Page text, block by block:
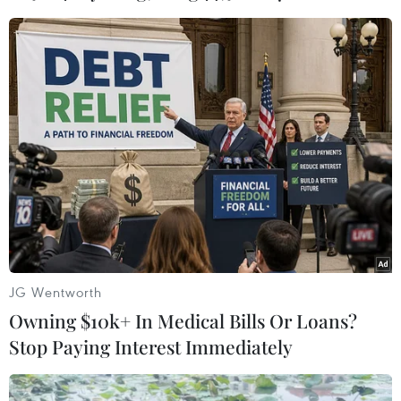
(TTXVN/Vietnam+)
#triều cường #xả lũ
#mưa lớn
JG Wentworth
Owning $10k+ In Medical Bills Or Loans?
Stop Paying Interest Immediately